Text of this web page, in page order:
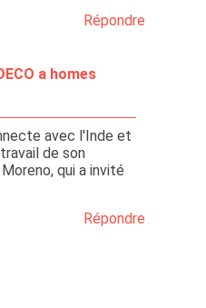
Répondre
a homes
avec l'Inde et
de son
qui a invité
Répondre